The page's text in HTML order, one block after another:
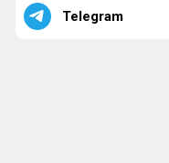
Telegram